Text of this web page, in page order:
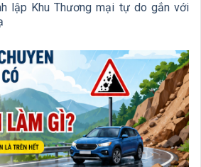
lập Khu Thương mại tự do gắn với